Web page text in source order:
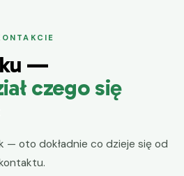
—
czego się
— oto dokładnie co dzieje się od